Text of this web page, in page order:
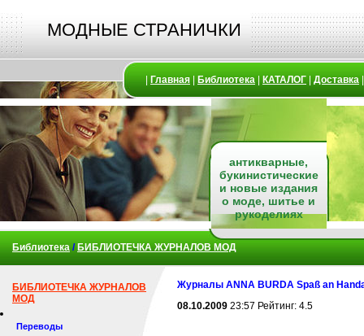
МОДНЫЕ СТРАНИЧКИ
Главная Библиотека КАТАЛОГ Доставка
антикварные,
букинистические
и новые издания
о моде, шитье и
рукоделиях
Библиотека / БИБЛИОТЕЧКА ЖУРНАЛОВ МОД
БИБЛИОТЕЧКА ЖУРНАЛОВ
МОД
Переводы
Журналы ANNA BURDA Spaß an
08.10.2009 23:57 Рейтинг: 4.5